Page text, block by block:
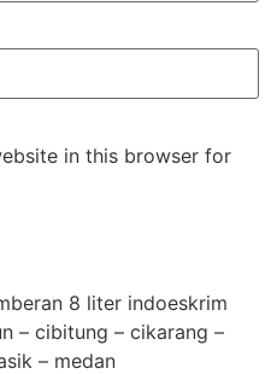
in this browser for
8 liter indoeskrim
– cibitung – cikarang –
– medan